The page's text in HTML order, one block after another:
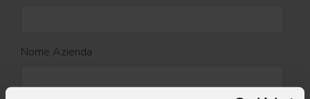
Nome Azienda